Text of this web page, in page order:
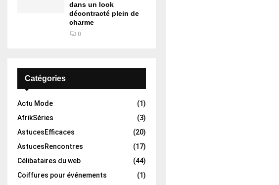
dans un look
décontracté plein de
charme
0
Catégories
Actu Mode
(1)
AfrikSéries
(3)
AstucesEfficaces
(20)
AstucesRencontres
(17)
Célibataires du web
(44)
Coiffures pour événements
(1)